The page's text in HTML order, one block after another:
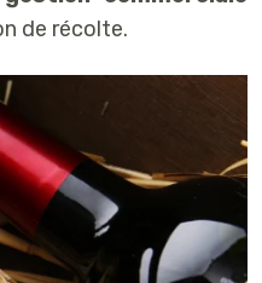
de récolte.